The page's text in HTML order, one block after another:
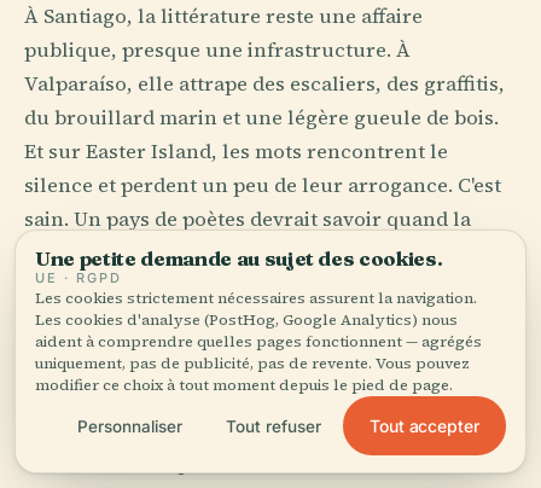
À Santiago, la littérature reste une affaire
publique, presque une infrastructure. À
Valparaíso, elle attrape des escaliers, des graffitis,
du brouillard marin et une légère gueule de bois.
Et sur Easter Island, les mots rencontrent le
silence et perdent un peu de leur arrogance. C'est
sain. Un pays de poètes devrait savoir quand la
langue échoue.
La courtoisie avant la
plaisanterie
Les Chiliens ne jettent pas l'intimité au visage des
inconnus. Ils la posent avec soin sur la table, à
Une petite demande au sujet des cookies.
UE · RGPD
Les cookies strictement nécessaires assurent la navigation.
Les cookies d'analyse (PostHog, Google Analytics) nous
aident à comprendre quelles pages fonctionnent — agrégés
uniquement, pas de publicité, pas de revente. Vous pouvez
modifier ce choix à tout moment depuis le pied de page.
Personnaliser Tout refuser Tout accepter